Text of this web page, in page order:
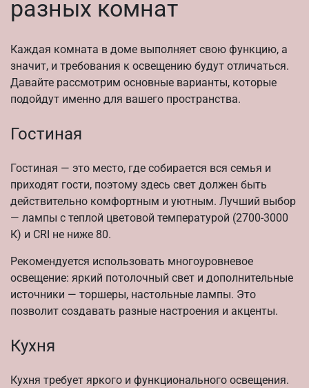
разных комнат
Каждая комната в доме выполняет свою функцию, а
значит, и требования к освещению будут отличаться.
Давайте рассмотрим основные варианты, которые
подойдут именно для вашего пространства.
Гостиная
Гостиная — это место, где собирается вся семья и
приходят гости, поэтому здесь свет должен быть
действительно комфортным и уютным. Лучший выбор
— лампы с теплой цветовой температурой (2700-3000
К) и CRI не ниже 80.
Рекомендуется использовать многоуровневое
освещение: яркий потолочный свет и дополнительные
источники — торшеры, настольные лампы. Это
позволит создавать разные настроения и акценты.
Кухня
Кухня требует яркого и функционального освещения.